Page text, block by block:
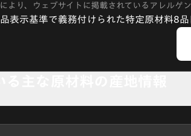
より、ウェブサイトに掲載されているアレルゲ
表示基準で義務付けられた特定原材料8